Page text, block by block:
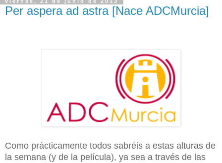
Per aspera ad astra [Nace ADCMurcia]
Como prácticamente todos sabréis a estas alturas de
la semana (y de la película), ya sea a través de las